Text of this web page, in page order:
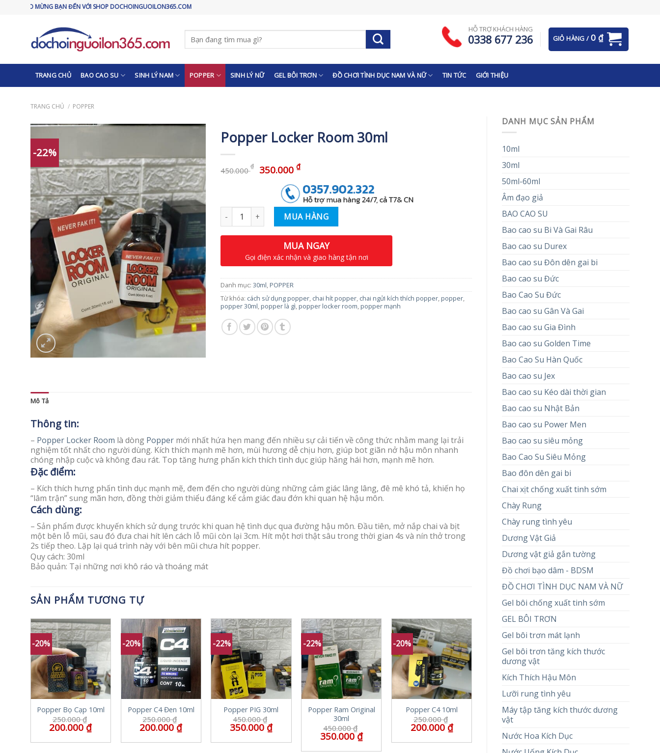
MỪNG BẠN ĐẾN VỚI SHOP DOCHOINGUOILON365.COM
Tìm
kiếm:
HỖ TRỢ KHÁCH HÀNG
0338 677 236 GIỎ HÀNG / 0 ₫
TRANG CHỦ BAO CAO SU SINH LÝ NAM POPPER SINH LÝ NỮ GEL BÔI TRƠN ĐỒ CHƠI TÌNH DỤC NAM VÀ NỮ TIN TỨC GIỚI THIỆU
TRANG CHỦ / POPPER
DANH MỤC SẢN PHẨM
10ml
30ml
50ml-60ml
Âm đạo giả
BAO CAO SU
Bao cao su Bi Và Gai Râu
Bao cao su Durex
Bao cao su Đôn dên gai bi
Bao cao su Đức
Bao Cao Su Đức
Bao cao su Gân Và Gai
Bao cao su Gia Đình
Bao cao su Golden Time
Bao Cao Su Hàn Quốc
Bao cao su Jex
Bao cao su Kéo dài thời gian
Bao cao su Nhật Bản
Bao cao su Power Men
Bao cao su siêu mỏng
Bao Cao Su Siêu Mỏng
Bao đôn dên gai bi
Chai xịt chống xuất tinh sớm
Chày Rung
Chày rung tình yêu
Dương Vật Giả
Dương vật giả gắn tường
Đồ chơi bạo dâm - BDSM
ĐỒ CHƠI TÌNH DỤC NAM VÀ NỮ
Gel bôi chống xuất tinh sớm
GEL BÔI TRƠN
Gel bôi trơn mát lạnh
Gel bôi trơn tăng kích thước
dương vật
Kích Thích Hậu Môn
Lưỡi rung tình yêu
Máy tập tăng kích thước dương
vật
Nước Hoa Kích Dục
-22%
Popper Locker Room 30ml
450.000₫ 350.000 ₫
MUA HÀNG
MUA NGAY
Gọi điện xác nhận và giao hàng tận nơi
Danh mục:30ml, POPPER
Từ khóa: cách sử dụng popper, chai hít popper, chai ngửi kích thích popper, popper,
popper 30ml, popper là gì, popper locker room, popper mạnh
Mô Tả
Thông tin:
– Popper Locker Room là dòng Popper mới nhất hứa hẹn mang đến nhiều sự cải tiến về công thức nhằm mang lại trải
nghiệm tốt nhất cho người dùng. Kích thích mạnh mẽ hơn, mùi hương dễ chịu hơn, giúp bot giãn nở hậu môn nhanh
chóng nhập cuộc và không đau rát. Top tăng hưng phấn kích thích tình dục giúp hăng hái hơn, mạnh mẽ hơn.
Đặc điểm:
– Kích thích hưng phấn tình dục mạnh mẽ, đem đến cho người dùng những cảm giác lâng lâng, đê mê khó tả, khiến họ
“lâm trận” sung mãn hơn, đồng thời giảm thiểu đáng kể cảm giác đau đớn khi quan hệ hậu môn.
Cách dùng:
– Sản phẩm được khuyến khích sử dụng trước khi quan hệ tình dục qua đường hậu môn. Đầu tiên, mở nắp chai và bịt
một bên lỗ mũi, sau đó đưa chai hít lên cách lỗ mũi còn lại 3cm. Hít một hơi thật sâu trong thời gian 4s và nín thở trong
2s tiếp theo. Lặp lại quá trình này với bên mũi chưa hít popper.
Quy cách: 30ml
Bảo quản: Tại những nơi khô ráo và thoáng mát
SẢN PHẨM TƯƠNG TỰ
-20%
Popper Bọ Cạp 10ml
250.000₫
200.000₫
-20%
Popper C4 Đen 10ml
250.000₫
200.000₫
-22%
Popper PIG 30ml
450.000₫
350.000₫
-22%
Popper Ram Original
30ml
450.000₫
350.000₫
-20%
Popper C4 10ml
250.000₫
200.000₫